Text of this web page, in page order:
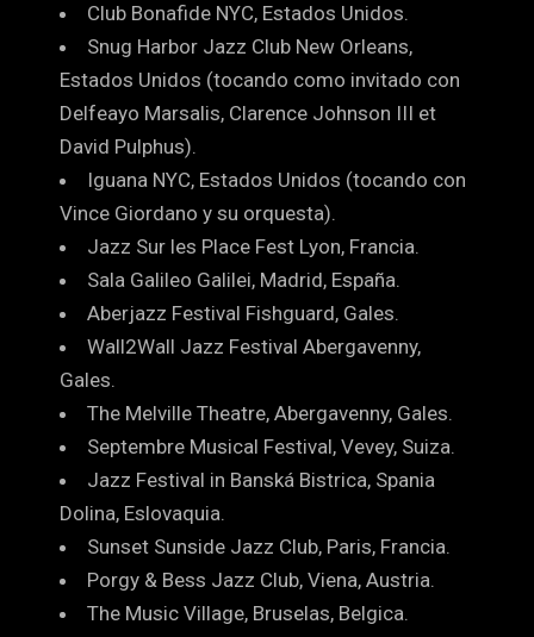
Club Bonafide NYC, Estados Unidos.
Snug Harbor Jazz Club New Orleans,
Estados Unidos (tocando como invitado con
Delfeayo Marsalis, Clarence Johnson III et
David Pulphus).
Iguana NYC, Estados Unidos (tocando con
Vince Giordano y su orquesta).
Jazz Sur les Place Fest Lyon, Francia.
Sala Galileo Galilei, Madrid, España.
Aberjazz Festival Fishguard, Gales.
Wall2Wall Jazz Festival Abergavenny,
Gales.
The Melville Theatre, Abergavenny, Gales.
Septembre Musical Festival, Vevey, Suiza.
Jazz Festival in Banská Bistrica, Spania
Dolina, Eslovaquia.
Sunset Sunside Jazz Club, Paris, Francia.
Porgy & Bess Jazz Club, Viena, Austria.
The Music Village, Bruselas, Belgica.